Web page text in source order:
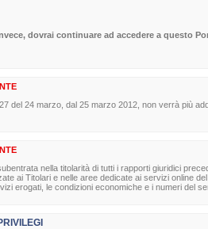
dovrai continuare ad accedere a questo
del 24 marzo, dal 25 marzo 2012, non verrà più
nella titolarità di tutti i rapporti giuridici
ai Titolari e nelle aree dedicate ai servizi online
erogati, le condizioni economiche e i numeri del